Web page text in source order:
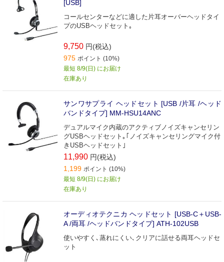
[USB]
コールセンターなどに適した片耳オーバーヘッドタイ
プのUSBヘッドセット｡
9,750 円(税込)
975 ポイント (10%)
最短 8/9(日) にお届け
在庫あり
サンワサプライ ヘッドセット [USB /片耳 /ヘッド
バンドタイプ] MM-HSU14ANC
デュアルマイク内蔵のアクティブノイズキャンセリン
グUSBヘッドセット｡｢ノイズキャンセリングマイク付
きUSBヘッドセット｣
11,990 円(税込)
1,199 ポイント (10%)
最短 8/9(日) にお届け
在庫あり
オーディオテクニカ ヘッドセット [USB-C＋USB-
A /両耳 /ヘッドバンドタイプ] ATH-102USB
使いやすく､蒸れにくい､クリアに話せる両耳ヘッドセ
ット